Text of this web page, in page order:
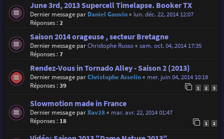
June 3rd, 2013 Supercell Timelapse. Booker TX
Dernier message par Daniel Gauvin« lun. déc. 22, 2014 12:07
Réponses :2
Saison 2014 orageuse , secteur Bretagne
Dernier message parChristophe Russo« sam. oct. 04, 2014 17:35
Réponses :7
Rendez-Vous in Tornado Alley - Saison 2 (2013)
Dernier message parChristophe Asselin« mer. juin 04, 2014 10:18
Réponses :39 1 2 3
Slowmotion made in France
Dernier message parXav28« mar. avr. 22, 2014 01:47
Réponses : 18 1 2